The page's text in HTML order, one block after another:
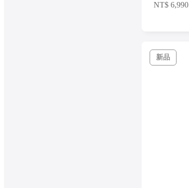
NT$ 6,990
新品